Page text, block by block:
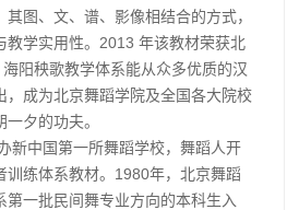
图、文、谱、影像相结合的方式，
教学实用性。2013 年该教材荣获北
海阳秧歌教学体系能从众多优质的汉
，成为北京舞蹈学院及全国各大院校
夕的功夫。
新中国第一所舞蹈学校，舞蹈人开
训练体系教材。1980年，北京舞蹈
第一批民间舞专业方向的本科生入